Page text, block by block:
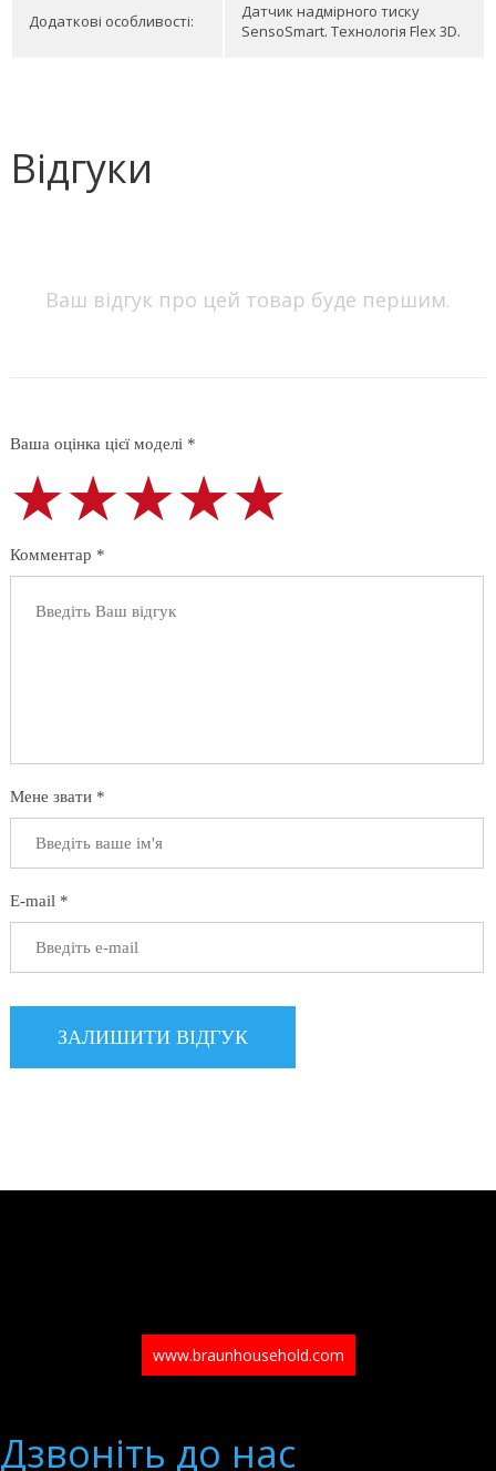
Додаткові особливості:
Датчик надмірного тиску
SensoSmart. Технологія Flex 3D.
Відгуки
Ваш відгук про цей товар буде першим.
Ваша оцінка цієї моделі *
★★★★★
★★★★★
★★★★★
Комментар *
Мене звати *
E-mail *
www.braunhousehold.com
Дзвонiть до нас